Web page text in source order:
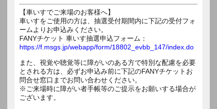
【車いすでご来場のお客様へ】
車いすをご使用の方は、抽選受付期間内に下記の受付フォ
ームよりお申込みください。
FANYチケット 車いす抽選申込フォーム：
https://f.msgs.jp/webapp/form/18802_evbb_147/index.do
また、視覚や聴覚等に障がいのある方で特別な配慮を必要
とされる方は、必ずお申込み前に下記のFANYチケットお
問合せ窓口までお問い合わせください。
※ご来場時に障がい者手帳等のご提示をお願いする場合が
ございます。